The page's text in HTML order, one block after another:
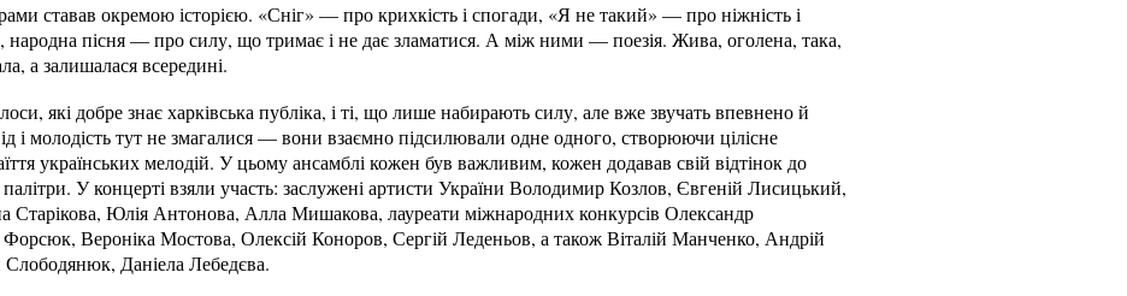
ставав окремою історією. «Сніг» — про крихкість і спогади, «Я не такий» — про ніжність і
пісня — про силу, що тримає і не дає зламатися. А між ними — поезія. Жива, оголена, така,
а залишалася всередині.
які добре знає харківська публіка, і ті, що лише набирають силу, але вже звучать впевнено й
і молодість тут не змагалися — вони взаємно підсилювали одне одного, створюючи цілісне
українських мелодій. У цьому ансамблі кожен був важливим, кожен додавав свій відтінок до
палітри. У концерті взяли участь: заслужені артисти України Володимир Козлов, Євгеній Лисицький,
Старікова, Юлія Антонова, Алла Мишакова, лауреати міжнародних конкурсів Олександр
Вероніка Мостова, Олексій Коноров, Сергій Леденьов, а також Віталій Манченко, Андрій
Даніела Лебедєва.